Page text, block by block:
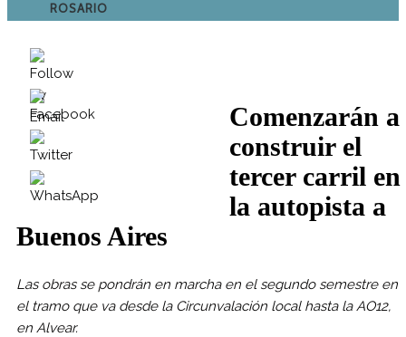
ROSARIO
Comenzarán a
construir el
tercer carril en
la autopista a
Buenos Aires
Las obras se pondrán en marcha en el segundo semestre en
el tramo que va desde la Circunvalación local hasta la AO12,
en Alvear.